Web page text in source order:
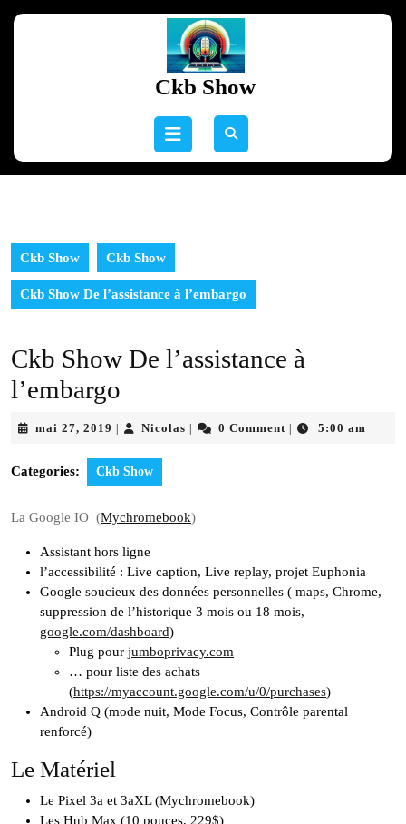
Ckb Show
Open
Ckb Show Ckb Show
Ckb Show De l’assistance à l’embargo
Ckb Show De l’assistance à
l’embargo
mai 27, 2019 mai
2019
Nicolas Nicolas0 Comment 5:00 am
Categories: Ckb Show
La Google IO (Mychromebook)
Assistant hors ligne
l’accessibilité : Live caption, Live replay, projet Euphonia
Google soucieux des données personnelles ( maps, Chrome,
suppression de l’historique 3 mois ou 18 mois,
google.com/dashboard)
Plug pour jumboprivacy.com
… pour liste des achats
(https://myaccount.google.com/u/0/purchases)
Android Q (mode nuit, Mode Focus, Contrôle parental
renforcé)
Le Matériel
Le Pixel 3a et 3aXL (Mychromebook)
Les Hub Max (10 pouces, 229$)